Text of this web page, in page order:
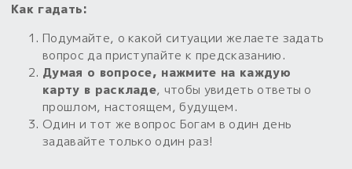
«Резы Рода. Нежиты» и «Резы
Рода.Духи-Хозяева» с колодами
толковники со значениями, раскладами,
толкованиями колод
Узнать
Как гадать:
Подумайте, о какой ситуации желаете задать
вопрос да приступайте к предсказанию.
Думая о вопросе, нажмите на каждую
карту в раскладе, чтобы увидеть ответы о
прошлом, настоящем, будущем.
Один и тот же вопрос Богам в один день
задавайте только один раз!